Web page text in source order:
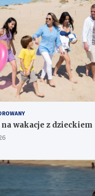
wakacje z dzieckiem